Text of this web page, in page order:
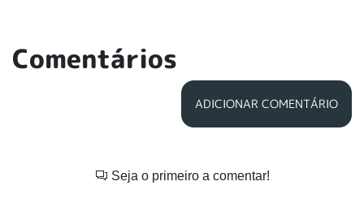
Comentários
ADICIONAR COMENTÁRIO
Seja o primeiro a comentar!